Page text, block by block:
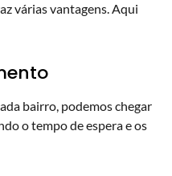
várias vantagens. Aqui
bairro, podemos chegar
o tempo de espera e os